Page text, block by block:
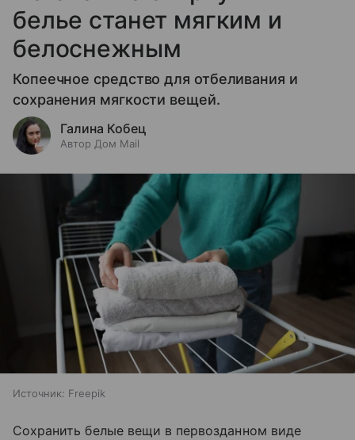
белье станет мягким и
белоснежным
Копеечное средство для отбеливания и
сохранения мягкости вещей.
Галина Кобец
Автор Дом Mail
Источник: Freepik
Сохранить белые вещи в первозданном виде